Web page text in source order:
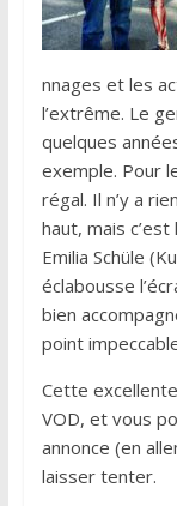
nnages et les
l’extrême. Le
quelques
exemple. Pour
régal. Il n’y a
haut, mais
Emilia Schüle
éclabousse
bien
point
Cette
VOD, et vous
annonce (en
laisser tenter.